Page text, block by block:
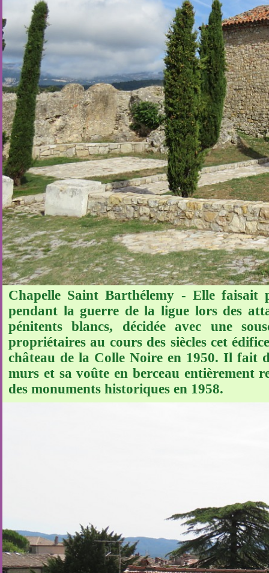
Chapelle Saint Barthélemy - Elle faisait
pendant la guerre de la ligue lors des
pénitents blancs, décidée avec une
propriétaires au cours des siècles cet
château de la Colle Noire en 1950. Il fait
murs et sa voûte en berceau entièrement
des monuments historiques en 1958.